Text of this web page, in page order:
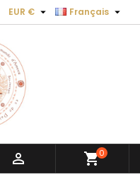
Français 
EUR € 
 shopping_cart0
×
×
((modalDeleteText))
×
×
ajouter des produits